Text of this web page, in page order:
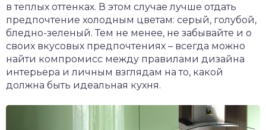
в теплых оттенках. В этом случае лучше отдать
предпочтение холодным цветам: серый, голубой,
бледно-зеленый. Тем не менее, не забывайте и о
своих вкусовых предпочтениях – всегда можно
найти компромисс между правилами дизайна
интерьера и личным взглядам на то, какой
должна быть идеальная кухня.